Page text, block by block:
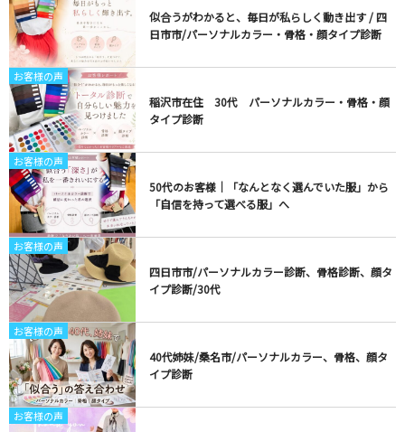
似合うがわかると、毎日が私らしく動き出す / 四
日市市/パーソナルカラー・骨格・顔タイプ診断
お客様の声
稲沢市在住 30代 パーソナルカラー・骨格・顔
タイプ診断
お客様の声
50代のお客様｜「なんとなく選んでいた服」から
「自信を持って選べる服」へ
お客様の声
四日市市/パーソナルカラー診断、骨格診断、顔タ
イプ診断/30代
お客様の声
40代姉妹/桑名市/パーソナルカラー、骨格、顔タ
イプ診断
お客様の声